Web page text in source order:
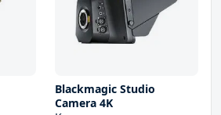
Blackmagic Studio
Camera 4K